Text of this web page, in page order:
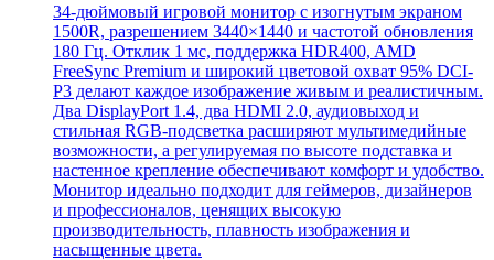
34-дюймовый игровой монитор с изогнутым экраном
1500R, разрешением 3440×1440 и частотой обновления
180 Гц. Отклик 1 мс, поддержка HDR400, AMD
FreeSync Premium и широкий цветовой охват 95% DCI-
P3 делают каждое изображение живым и реалистичным.
Два DisplayPort 1.4, два HDMI 2.0, аудиовыход и
стильная RGB-подсветка расширяют мультимедийные
возможности, а регулируемая по высоте подставка и
настенное крепление обеспечивают комфорт и удобство.
Монитор идеально подходит для геймеров, дизайнеров
и профессионалов, ценящих высокую
производительность, плавность изображения и
насыщенные цвета.